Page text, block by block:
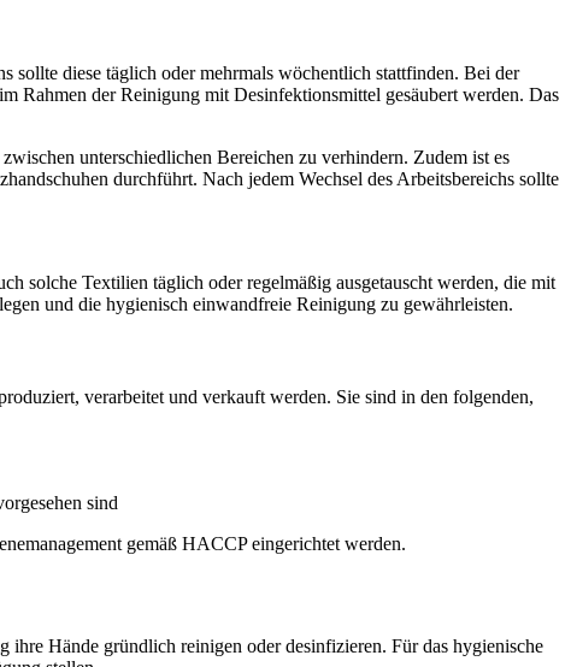
sollte diese täglich oder mehrmals wöchentlich stattfinden. Bei der
Rahmen der Reinigung mit Desinfektionsmittel gesäubert werden. Das
unterschiedlichen Bereichen zu verhindern. Zudem ist es
durchführt. Nach jedem Wechsel des Arbeitsbereichs sollte
solche Textilien täglich oder regelmäßig ausgetauscht werden, die mit
und die hygienisch einwandfreie Reinigung zu gewährleisten.
verarbeitet und verkauft werden. Sie sind in den folgenden,
sind
gemäß HACCP eingerichtet werden.
ihre Hände gründlich reinigen oder desinfizieren. Für das hygienische